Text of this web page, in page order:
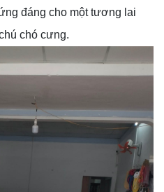
đáng cho một tương lai
chó cưng.